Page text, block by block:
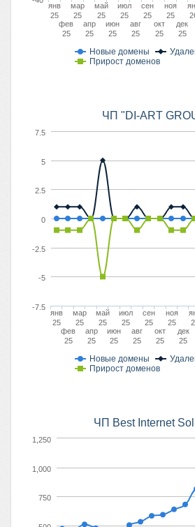
Новые домены
Прирост доменов
янв
25
фев
25
мар
25
апр
25
май
25
июн
25
июл
25
авг
25
сен
25
окт
25
ноя
25
дек
25
ЧП "DI-ART
Новые домены
Прирост доменов
янв
25
фев
25
мар
25
апр
25
май
25
июн
25
июл
25
авг
25
сен
25
окт
25
ноя
25
дек
25
0
-7.5
-5
-2.5
2.5
5
7.5
ЧП Best Internet
750
1,000
1,250